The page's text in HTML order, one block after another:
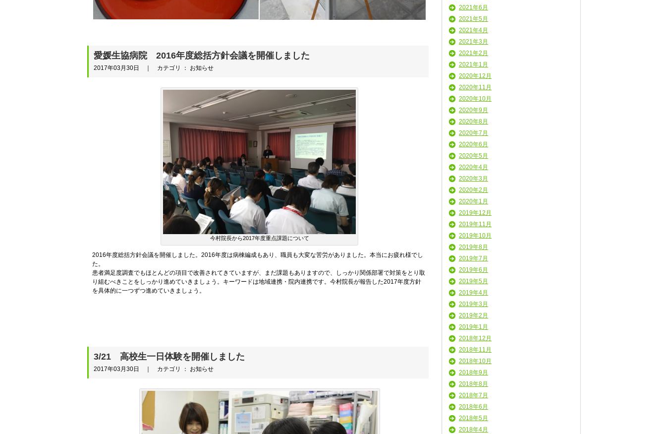
愛媛生協病院 2016年度総括方針会議を開催しました
2017年03月30日 ｜ カテゴリ ： お知らせ
今村院長から2017年度重点課題について
2016年度総括方針会議を開催しました。2016年度は病棟編成もあり、職員も大変な苦労がありました。本当にお疲れ様でし
た。
患者満足度調査でもほとんどの項目で改善されてきていますが、まだ課題もありますので、しっかり関係部署で対策をとり取
り組むべきことをしっかり進めていきましょう。キーワードは地域連携・院内連携です。今村院長が報告した2017年度方針
を具体的に一つずつ進めていきましょう。
3/21 高校生一日体験を開催しました
2017年03月30日 ｜ カテゴリ ： お知らせ
2021年6月
2021年5月
2021年4月
2021年3月
2021年2月
2021年1月
2020年12月
2020年11月
2020年10月
2020年9月
2020年8月
2020年7月
2020年6月
2020年5月
2020年4月
2020年3月
2020年2月
2020年1月
2019年12月
2019年11月
2019年10月
2019年8月
2019年7月
2019年6月
2019年5月
2019年4月
2019年3月
2019年2月
2019年1月
2018年12月
2018年11月
2018年10月
2018年9月
2018年8月
2018年7月
2018年6月
2018年5月
2018年4月